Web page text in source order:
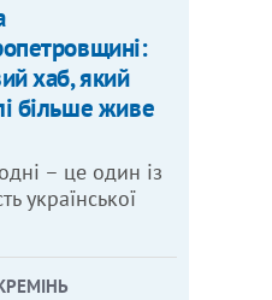
хаб, який
більше живе
– це один із
української